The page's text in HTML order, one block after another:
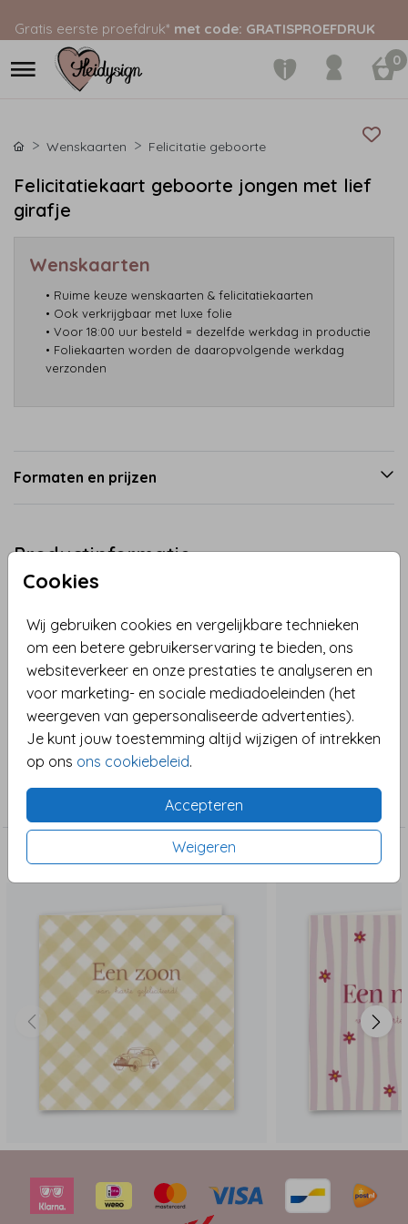
Gratis eerste proefdruk* met code: GRATISPROEFDRUK
0
Cookies
Wij gebruiken cookies en vergelijkbare technieken
om een betere gebruikerservaring te bieden, ons
websiteverkeer en onze prestaties te analyseren en
voor marketing- en sociale mediadoeleinden (het
weergeven van gepersonaliseerde advertenties).
Je kunt jouw toestemming altijd wijzigen of intrekken
op ons ons cookiebeleid.
Accepteren
Weigeren
Wenskaarten Felicitatie geboorte
Felicitatiekaart geboorte jongen met lief
girafje
Wenskaarten
• Ruime keuze wenskaarten & felicitatiekaarten
• Ook verkrijgbaar met luxe folie
• Voor 18:00 uur besteld = dezelfde werkdag in productie
• Foliekaarten worden de daaropvolgende werkdag
verzonden
Formaten en prijzen
Productinformatie
Vier de komst van een jongen met deze schattige
felicitatiekaart! De kaart heeft een lief girafje op een
blauwe achtergrond en is volledig aanpasbaar naar
wens. Voeg een persoonlijke boodschap toe en kies
je favoriete lettertype en kleuren. Verstuur de kaart
direct vanaf onze website naar de kersverse ouders.
Maak je felicitatie persoonlijk en speciaal met deze
unieke geboortekaart.
Toon meer
Collectie
Dit vind je misschien ook leuk